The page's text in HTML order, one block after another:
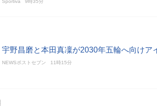
Sportiva 9時35分
宇野昌磨と本田真凜が2030年五輪へ向けア
NEWSポストセブン 11時15分